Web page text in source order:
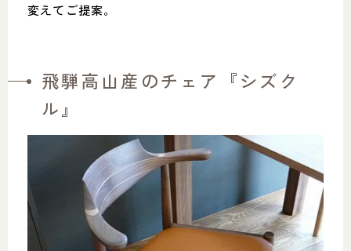
変えてご提案。
飛騨高山産のチェア『シズク
ル』